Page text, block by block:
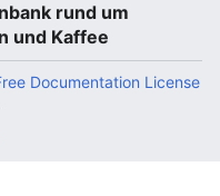
rund um
und Kaffee
Documentation License